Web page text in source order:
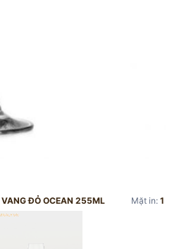
VANG ĐỎ OCEAN 255ML Mặt in: 1